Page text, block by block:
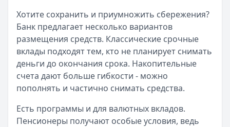
Хотите сохранить и приумножить сбережения?
Банк предлагает несколько вариантов
размещения средств. Классические срочные
вклады подходят тем, кто не планирует снимать
деньги до окончания срока. Накопительные
счета дают больше гибкости - можно
пополнять и частично снимать средства.
Есть программы и для валютных вкладов.
Пенсионеры получают особые условия, ведь